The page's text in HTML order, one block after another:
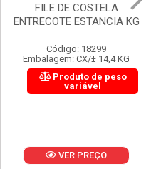
FILE DE COSTELA
ENTRECOTE ESTANCIA KG
Código: 18299
Embalagem: CX/± 14,4 KG
Produto de peso
variável
VER PREÇO